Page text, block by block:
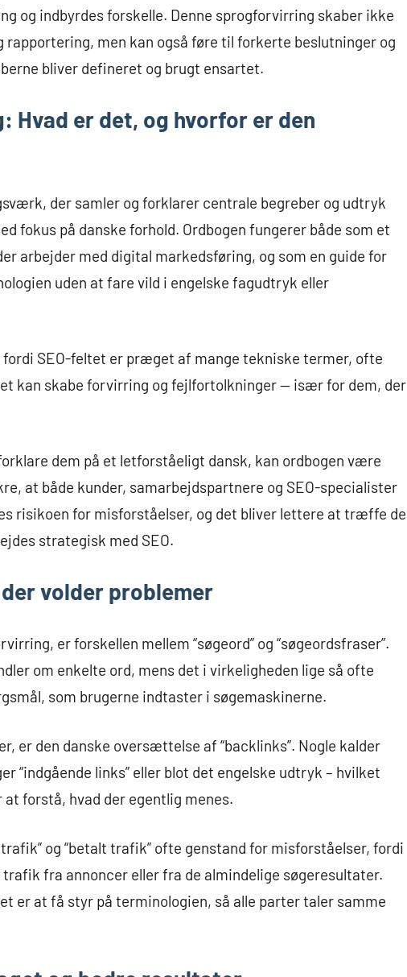
og indbyrdes forskelle. Denne sprogforvirring skaber ikke
men kan også føre til forkerte beslutninger og
bliver defineret og brugt ensartet.
Hvad er det, og hvorfor er den
der samler og forklarer centrale begreber og udtryk
fokus på danske forhold. Ordbogen fungerer både som et
arbejder med digital markedsføring, og som en guide for
uden at fare vild i engelske fagudtryk eller
fordi SEO-feltet er præget af mange tekniske termer, ofte
kan skabe forvirring og fejlfortolkninger — især for dem, der
dem på et letforståeligt dansk, kan ordbogen være
at både kunder, samarbejdspartnere og SEO-specialister
risikoen for misforståelser, og det bliver lettere at træffe de
strategisk med SEO.
volder problemer
er forskellen mellem “søgeord” og “søgeordsfraser”.
om enkelte ord, mens det i virkeligheden lige så ofte
som brugerne indtaster i søgemaskinerne.
er den danske oversættelse af “backlinks”. Nogle kalder
“indgående links” eller blot det engelske udtryk – hvilket
forstå, hvad der egentlig menes.
og “betalt trafik” ofte genstand for misforståelser, fordi
fra annoncer eller fra de almindelige søgeresultater.
er at få styr på terminologien, så alle parter taler samme